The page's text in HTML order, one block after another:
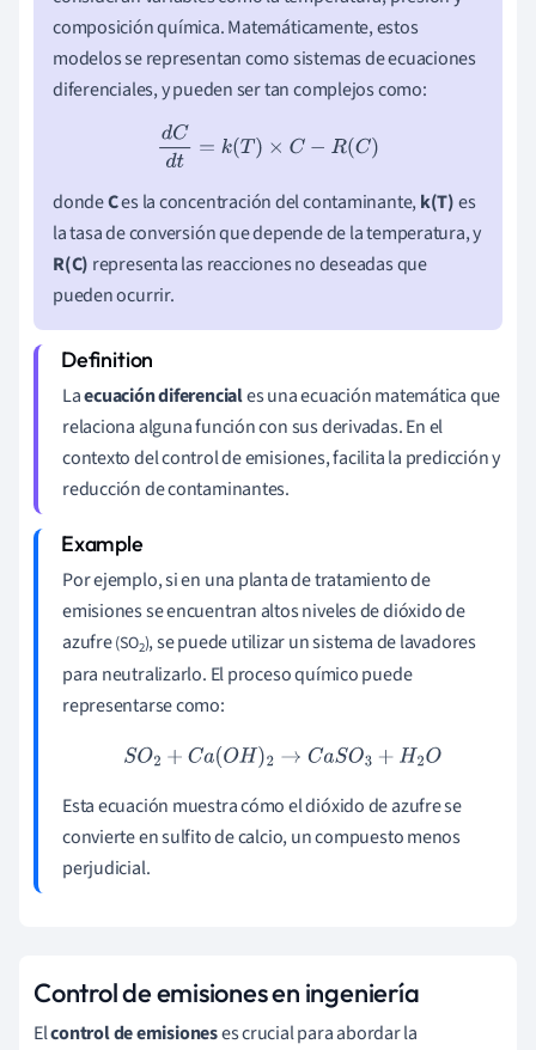
composición química. Matemáticamente, estos
modelos se representan como sistemas de ecuaciones
diferenciales, y pueden ser tan complejos como:
dC dt=k(T )× C− R(C )
dondeCes la concentración del contaminante, k(T)es
la tasa de conversión que depende de la temperatura, y
R(C) representa las reacciones no deseadas que
pueden ocurrir.
Laecuación diferenciales una ecuación matemática que
relaciona alguna función con sus derivadas. En el
contexto del control de emisiones, facilita la predicción y
reducción de contaminantes.
Por ejemplo, si en una planta de tratamiento de
emisiones se encuentran altos niveles de dióxido de
azufre(SO2), se puede utilizar un sistema de lavadores
para neutralizarlo. El proceso químico puede
representarse como:
S O2+Ca(OH)2→C aSO3+H2 O
Esta ecuación muestra cómo el dióxido de azufre se
convierte en sulfito de calcio, un compuesto menos
perjudicial.
Control de emisiones en ingeniería
Elcontrol de emisioneses crucial para abordar la